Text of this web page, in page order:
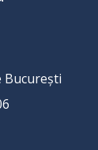
București